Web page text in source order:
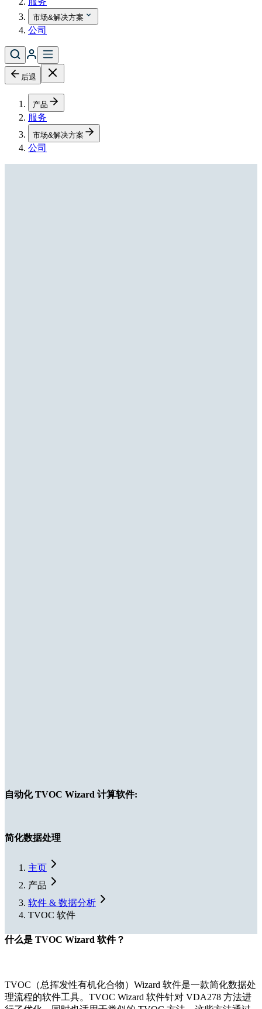
市场&解决方案
公司
后退
产品
服务
市场&解决方案
公司
自动化 TVOC Wizard 计算软件:
简化数据处理
主页
产品
软件 & 数据分析
TVOC 软件
什么是 TVOC Wizard 软件？
TVOC（总挥发性有机化合物）Wizard 软件是一款简化数据处
理流程的软件工具。TVOC Wizard 软件针对 VDA278 方法进